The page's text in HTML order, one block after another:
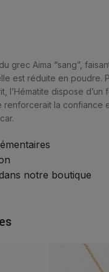
grec Aima “sang”,
est réduite en poudre.
l’Hématite dispose
renforcerait la confiance
notre boutique